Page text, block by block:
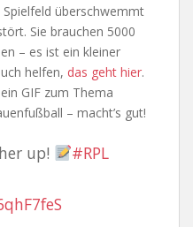
überschwemmt
Sie brauchen 5000
– es ist ein kleiner
helfen, das geht hier.
GIF zum Thema
– macht’s gut!
up!
#RPL